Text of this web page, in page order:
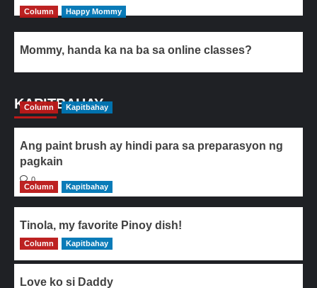
Column Happy Mommy
Mommy, handa ka na ba sa online classes?
KAPITBAHAY
Column Kapitbahay
Ang paint brush ay hindi para sa preparasyon ng
pagkain
0
Column
Kapitbahay
Tinola, my favorite Pinoy dish!
0
Column Kapitbahay
Love ko si Daddy